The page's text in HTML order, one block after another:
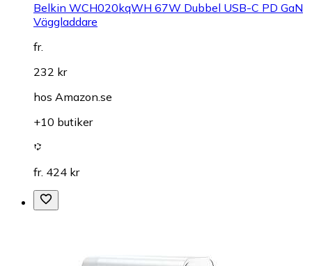
Belkin WCH020kqWH 67W Dubbel USB-C PD GaN
Väggladdare
fr.
232 kr
hos Amazon.se
+10 butiker
fr. 424 kr